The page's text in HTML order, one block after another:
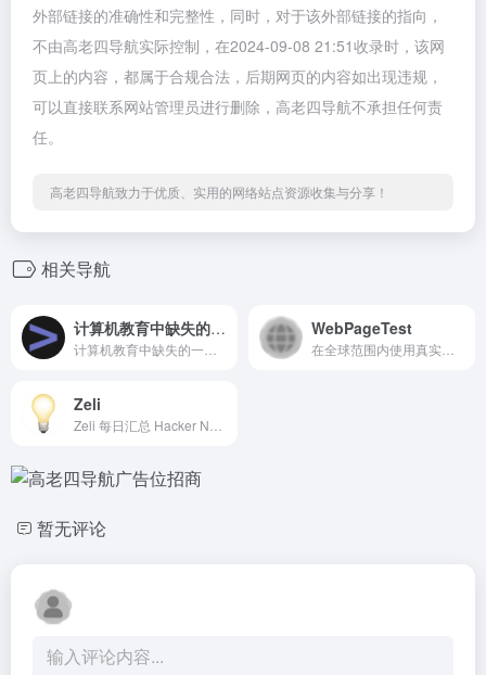
外部链接的准确性和完整性，同时，对于该外部链接的指向，
不由高老四导航实际控制，在2024-09-08 21:51收录时，该网
页上的内容，都属于合规合法，后期网页的内容如出现违规，
可以直接联系网站管理员进行删除，高老四导航不承担任何责
任。
高老四导航致力于优质、实用的网络站点资源收集与分享！
相关导航
计算机教育中缺失的一课 WebPageTest
Zeli
暂无评论